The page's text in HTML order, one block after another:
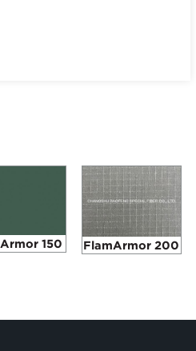
150 FlamArmor 200